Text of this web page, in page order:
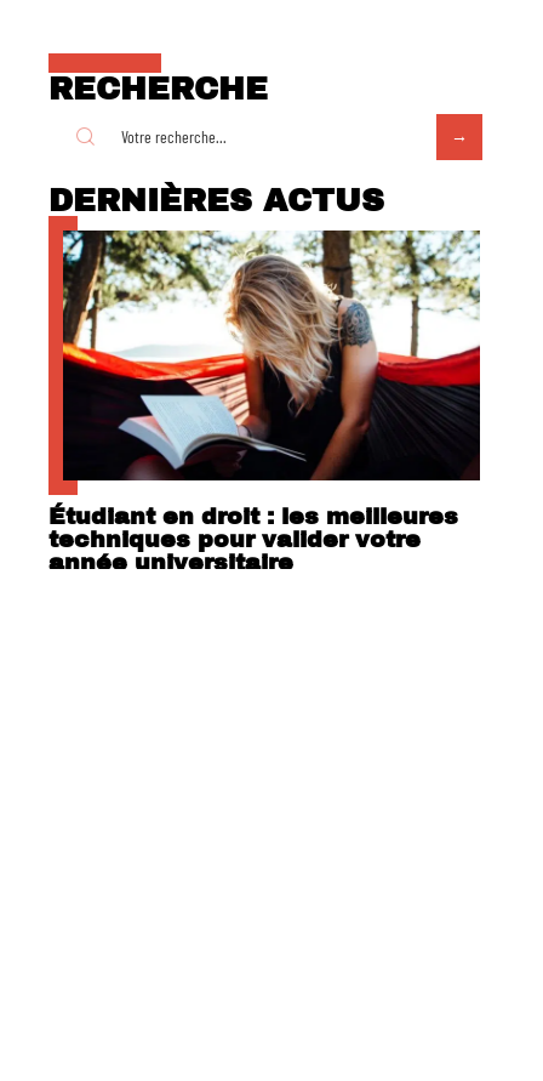
RECHERCHE
DERNIÈRES ACTUS
Étudiant en droit : les meilleures
techniques pour valider votre
année universitaire